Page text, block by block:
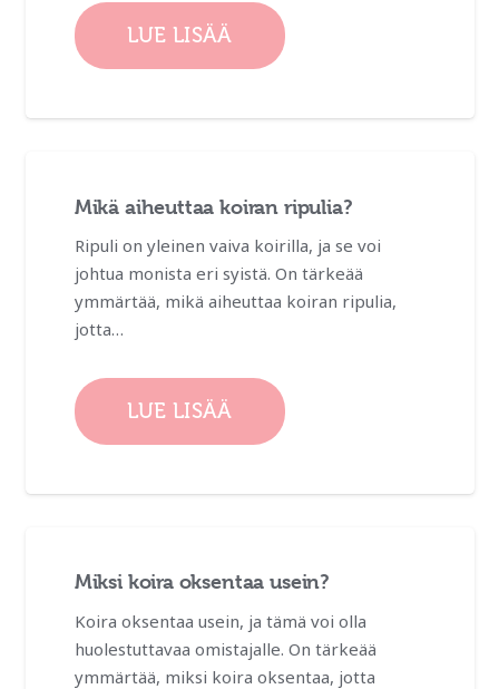
LUE LISÄÄ
Mikä aiheuttaa koiran ripulia?
Ripuli on yleinen vaiva koirilla, ja se voi
johtua monista eri syistä. On tärkeää
ymmärtää, mikä aiheuttaa koiran ripulia,
jotta…
LUE LISÄÄ
Miksi koira oksentaa usein?
Koira oksentaa usein, ja tämä voi olla
huolestuttavaa omistajalle. On tärkeää
ymmärtää, miksi koira oksentaa, jotta